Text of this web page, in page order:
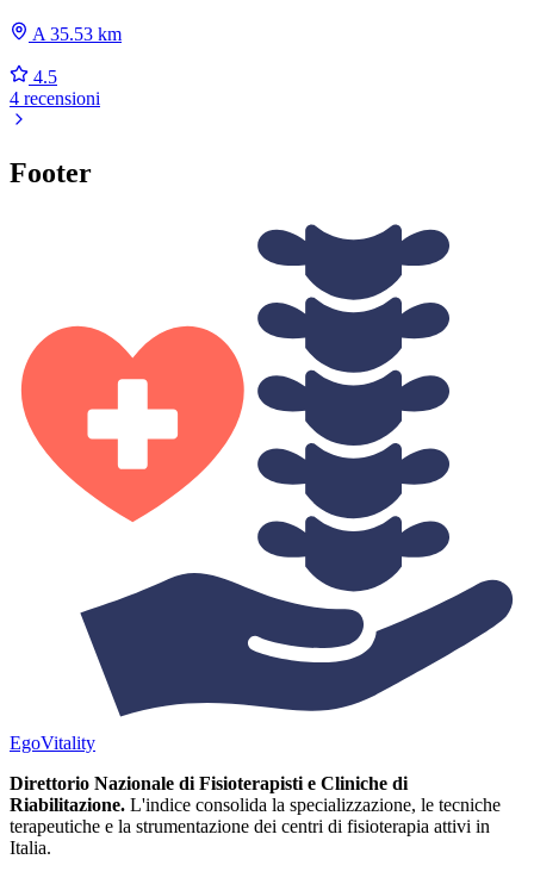
A 35.53 km
4.5
4 recensioni
Footer
EgoVitality
Direttorio Nazionale di Fisioterapisti e Cliniche di
Riabilitazione. L'indice consolida la specializzazione, le tecniche
terapeutiche e la strumentazione dei centri di fisioterapia attivi in
Italia.